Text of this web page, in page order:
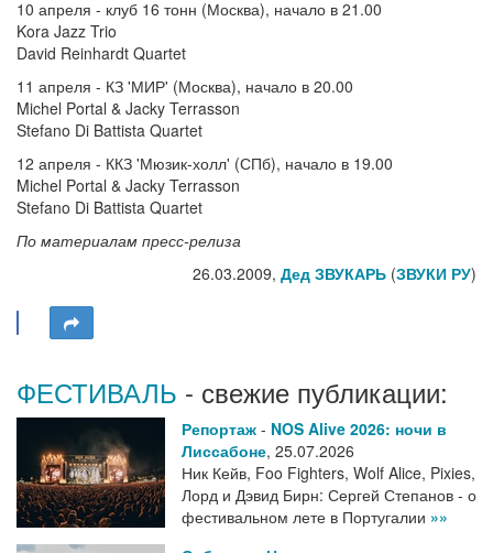
10 апреля - клуб 16 тонн (Москва), начало в 21.00
Kora Jazz Trio
David Reinhardt Quartet
11 апреля - КЗ 'МИР' (Москва), начало в 20.00
Michel Portal & Jacky Terrasson
Stefano Di Battista Quartet
12 апреля - ККЗ 'Мюзик-холл' (СПб), начало в 19.00
Michel Portal & Jacky Terrasson
Stefano Di Battista Quartet
По материалам пресс-релиза
26.03.2009, Дед ЗВУКАРЬ (ЗВУКИ РУ)
ФЕСТИВАЛЬ - свежие публикации:
Репортаж - NOS Alive 2026: ночи в
Лиссабоне, 25.07.2026
Ник Кейв, Foo Fighters, Wolf Alice, Pixies,
Лорд и Дэвид Бирн: Сергей Степанов - о
фестивальном лете в Португалии »»